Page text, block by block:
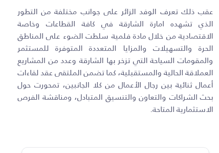
عقب ذلك تعرف الوفد الزائر على جوانب مختلفة من التطور
الذي تشهده امارة الشارقة في كافة القطاعات وخاصة
الاقتصادية من خلال مادة فلمية سلطت الضوء على المناطق
الحرة والتسهيلات والمزايا المتعددة المتوفرة للمستثمر
والمقومات السياحة التي تزخر بها الشارقة وعدد من المشاريع
العملاقة الحالية والمستقبلية، كما تضمن الملتقى عقد لقاءات
أعمال ثنائية بين رجال الأعمال من كلا الجانبين، تمحورت حول
بحث الشراكات والتعاون والتنسيق المتبادل، ومناقشة الفرص
الاستثمارية المتاحة.